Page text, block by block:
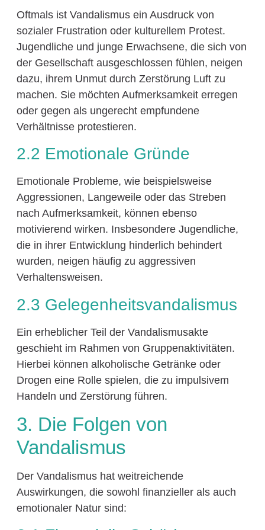
Oftmals ist Vandalismus ein Ausdruck von
sozialer Frustration oder kulturellem Protest.
Jugendliche und junge Erwachsene, die sich von
der Gesellschaft ausgeschlossen fühlen, neigen
dazu, ihrem Unmut durch Zerstörung Luft zu
machen. Sie möchten Aufmerksamkeit erregen
oder gegen als ungerecht empfundene
Verhältnisse protestieren.
2.2 Emotionale Gründe
Emotionale Probleme, wie beispielsweise
Aggressionen, Langeweile oder das Streben
nach Aufmerksamkeit, können ebenso
motivierend wirken. Insbesondere Jugendliche,
die in ihrer Entwicklung hinderlich behindert
wurden, neigen häufig zu aggressiven
Verhaltensweisen.
2.3 Gelegenheitsvandalismus
Ein erheblicher Teil der Vandalismusakte
geschieht im Rahmen von Gruppenaktivitäten.
Hierbei können alkoholische Getränke oder
Drogen eine Rolle spielen, die zu impulsivem
Handeln und Zerstörung führen.
3. Die Folgen von
Vandalismus
Der Vandalismus hat weitreichende
Auswirkungen, die sowohl finanzieller als auch
emotionaler Natur sind: